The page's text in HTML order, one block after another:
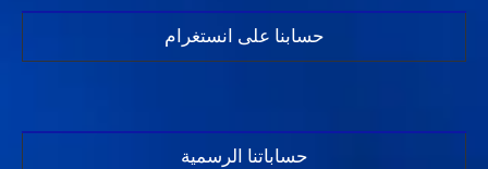
حسابنا على انستغرام
حساباتنا الرسمية